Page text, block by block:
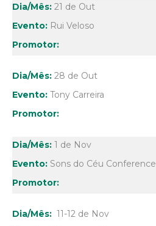
21 de Out
Rui Veloso
28 de Out
Tony Carreira
1 de Nov
Sons do Céu Conference
11-12 de Nov